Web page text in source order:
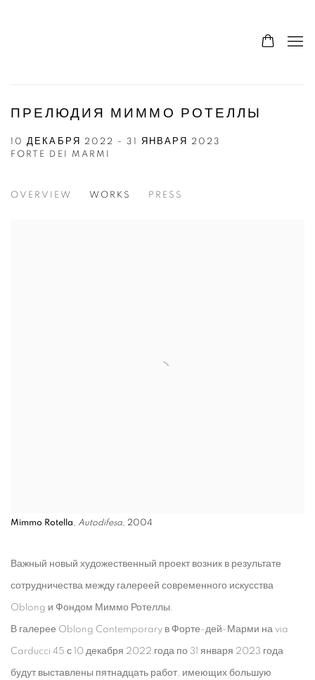
ПРЕЛЮДИЯ МИММО РОТЕЛЛЫ
10 ДЕКАБРЯ 2022 - 31 ЯНВАРЯ 2023
FORTE DEI MARMI
OVERVIEW WORKS PRESS
Mimmo Rotella, Autodifesa, 2004
Важный новый художественный проект возник в результате
сотрудничества между галереей современного искусства
Oblong и Фондом Миммо Ротеллы.
В галерее Oblong Contemporary в Форте-дей-Марми на via
Carducci 45 с 10 декабря 2022 года по 31 января 2023 года
будут выставлены пятнадцать работ, имеющих большую